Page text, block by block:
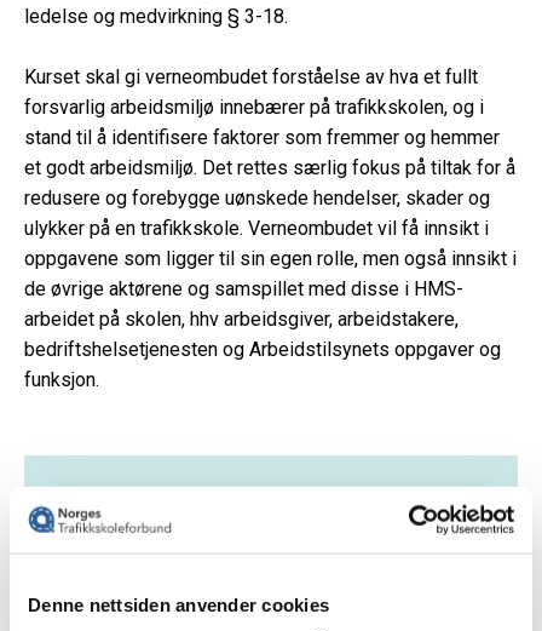
Denne nettsiden anvender cookies
ledelse og medvirkning § 3-18.
Kurset skal gi verneombudet forståelse av hva et fullt
forsvarlig arbeidsmiljø innebærer på trafikkskolen, og i
stand til å identifisere faktorer som fremmer og hemmer
et godt arbeidsmiljø. Det rettes særlig fokus på tiltak for å
redusere og forebygge uønskede hendelser, skader og
ulykker på en trafikkskole. Verneombudet vil få innsikt i
oppgavene som ligger til sin egen rolle, men også innsikt i
de øvrige aktørene og samspillet med disse i HMS-
arbeidet på skolen, hhv arbeidsgiver, arbeidstakere,
bedriftshelsetjenesten og Arbeidstilsynets oppgaver og
funksjon.
Temaer i opplæringen:
Innføring i arbeidsmiljøloven og tilhørende
Trafikkopplæringsforskriften